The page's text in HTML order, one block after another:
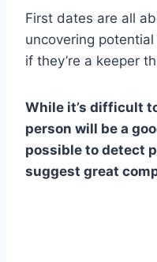
First dates are all
uncovering
if they’re a keeper
While it’s difficult
person will be a
possible to detect
suggest great